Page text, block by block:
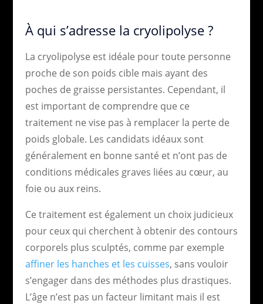
À qui s’adresse la cryolipolyse ?
La cryolipolyse est idéale pour toute personne
proche de son poids cible mais ayant des
poches de graisse persistantes. Cependant, il
est important de comprendre que ce
traitement ne vise pas à remplacer la perte de
poids globale. Les candidats idéaux sont
généralement en bonne santé et n’ont pas de
conditions médicales graves liées au cœur, au
foie ou aux reins.
Ce traitement est également un choix judicieux
pour ceux qui cherchent à obtenir des contours
corporels plus sculptés, comme par exemple
affiner les hanches et les cuisses, sans vouloir
s’engager dans des méthodes plus drastiques.
L’âge n’est pas un facteur limitant mais il est